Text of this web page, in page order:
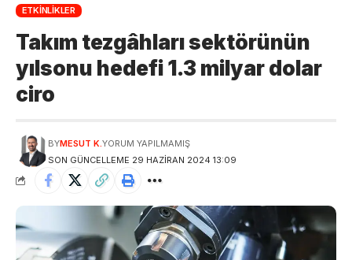
ETKINLIKLER
Takım tezgâhları sektörünün
yılsonu hedefi 1.3 milyar dolar
ciro
SON GÜNCELLEME 29 HAZIRAN 2024 13:09
BYMESUT K.YORUM YAPILMAMIŞ